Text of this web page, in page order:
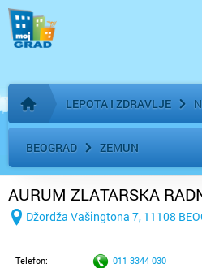
Početna stranica
LEPOTA I ZDRAVLJE
BEOGRAD ZEMUN
AURUM ZLATARSKA
Džordža Vašingtona 7, 11108
Telefon: 011 3344 030